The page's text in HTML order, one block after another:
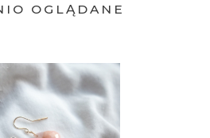
OGLĄDANE